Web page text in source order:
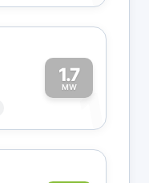
1.7
MW1